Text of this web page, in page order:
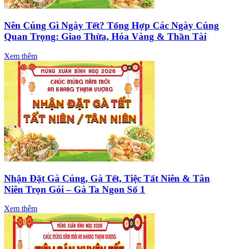
Nên Cúng Gì Ngày Tết? Tổng Hợp Các Ngày Cúng
Quan Trọng: Giao Thừa, Hóa Vàng & Thần Tài
Xem thêm
Nhận Đặt Gà Cúng, Gà Tết, Tiệc Tất Niên & Tân
Niên Trọn Gói – Gà Ta Ngon Số 1
Xem thêm